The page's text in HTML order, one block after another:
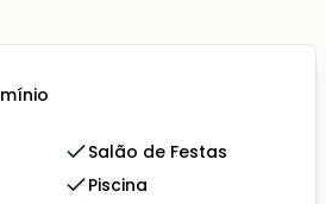
Salão de Festas
Piscina